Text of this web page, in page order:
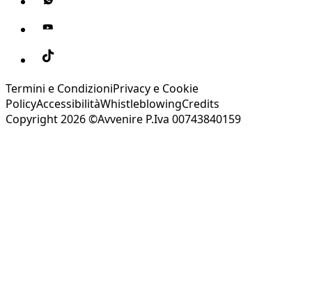
Termini e CondizioniPrivacy e Cookie
PolicyAccessibilitàWhistleblowingCredits
Copyright 2026 ©Avvenire P.Iva 00743840159